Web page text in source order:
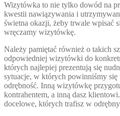
Wizytówka to nie tylko dowód na
kwestii nawiązywania i
świetna okazji, żeby trwale wpisać
wręczamy wizytówkę.
Należy pamiętać również o takich
odpowiedniej wizytówki do
których najlepiej prezentują się
sytuacje, w których powinniśmy
odrębność. Inną wizytówkę
kontrahentem, a inną dasz
docelowe, których trafisz w